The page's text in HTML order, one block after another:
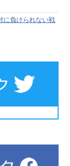
に負けられない戦